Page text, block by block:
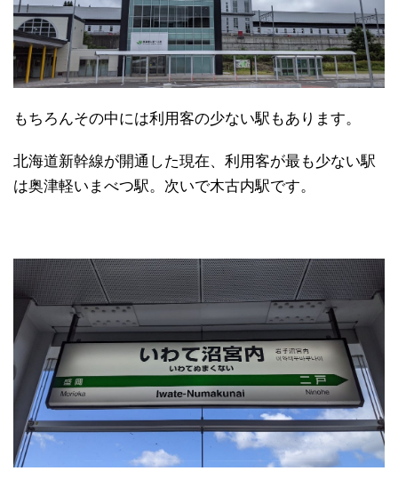
もちろんその中には利用客の少ない駅もあります。
北海道新幹線が開通した現在、利用客が最も少ない駅
は奥津軽いまべつ駅。次いで木古内駅です。